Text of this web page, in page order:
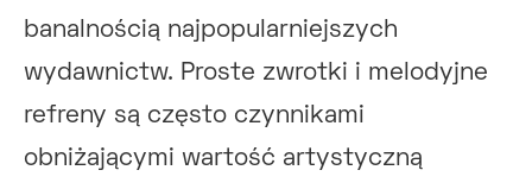
banalnością najpopularniejszych
wydawnictw. Proste zwrotki i melodyjne
refreny są często czynnikami
obniżającymi wartość artystyczną